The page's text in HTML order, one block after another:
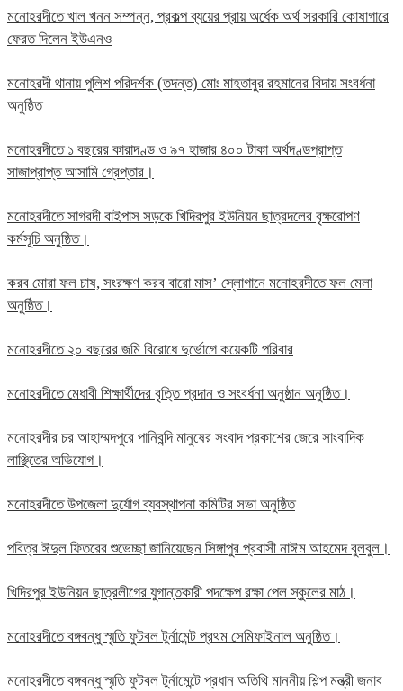
মনোহরদীতে খাল খনন সম্পন্ন, প্রকল্প ব্যয়ের প্রায় অর্ধেক অর্থ সরকারি কোষাগারে
ফেরত দিলেন ইউএনও
মনোহরদী থানায় পুলিশ পরিদর্শক (তদন্ত) মোঃ মাহতাবুর রহমানের বিদায় সংবর্ধনা
অনুষ্ঠিত
মনোহরদীতে ১ বছরের কারাদণ্ড ও ৯৭ হাজার ৪০০ টাকা অর্থদণ্ডপ্রাপ্ত
সাজাপ্রাপ্ত আসামি গ্রেপ্তার।
মনোহরদীতে সাগরদী বাইপাস সড়কে খিদিরপুর ইউনিয়ন ছাত্রদলের বৃক্ষরোপণ
কর্মসূচি অনুষ্ঠিত।
করব মোরা ফল চাষ, সংরক্ষণ করব বারো মাস’ স্লোগানে মনোহরদীতে ফল মেলা
অনুষ্ঠিত।
মনোহরদীতে ২০ বছরের জমি বিরোধে দুর্ভোগে কয়েকটি পরিবার
মনোহরদীতে মেধাবী শিক্ষার্থীদের বৃত্তি প্রদান ও সংবর্ধনা অনুষ্ঠান অনুষ্ঠিত।
মনোহরদীর চর আহাম্মদপুরে পানিবন্দি মানুষের সংবাদ প্রকাশের জেরে সাংবাদিক
লাঞ্ছিতের অভিযোগ।
মনোহরদীতে উপজেলা দুর্যোগ ব্যবস্থাপনা কমিটির সভা অনুষ্ঠিত
পবিত্র ঈদুল ফিতরের শুভেচ্ছা জানিয়েছেন সিঙ্গাপুর প্রবাসী নাঈম আহমেদ বুলবুল।
খিদিরপুর ইউনিয়ন ছাত্রলীগের যুগান্তকারী পদক্ষেপ রক্ষা পেল স্কুলের মাঠ।
মনোহরদীতে বঙ্গবন্ধু স্মৃতি ফুটবল টুর্নামেন্ট প্রথম সেমিফাইনাল অনুষ্ঠিত।
মনোহরদীতে বঙ্গবন্ধু স্মৃতি ফুটবল টুর্নামেন্টে প্রধান অতিথি মাননীয় শিল্প মন্ত্রী জনাব